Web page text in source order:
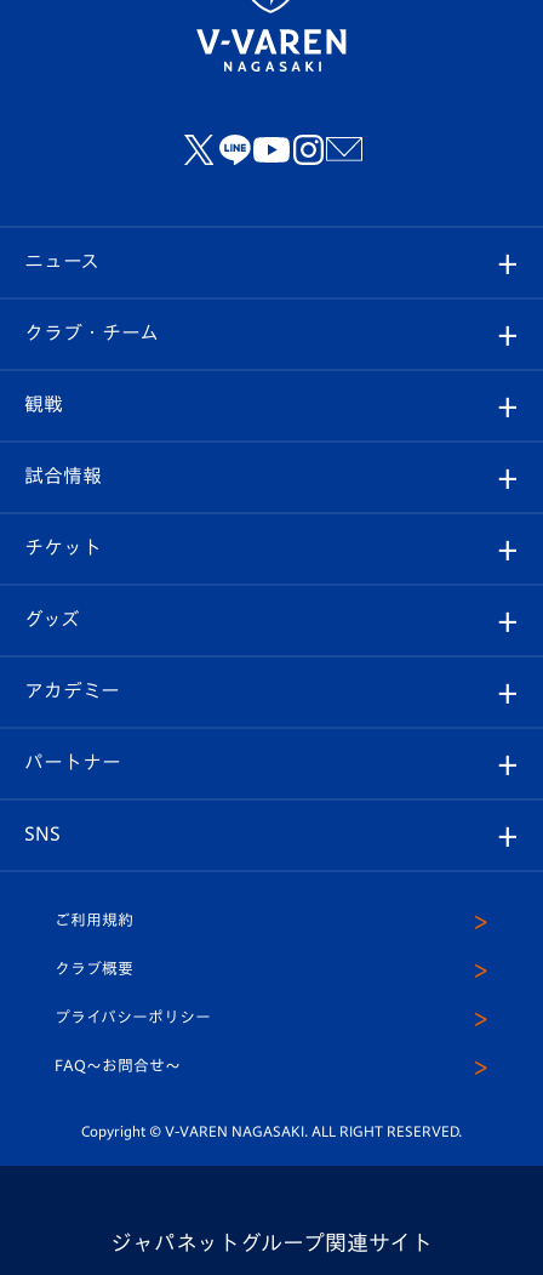
ニュース
すべて
クラブ
試合情報
チケット
イベント
メディア
ホームタウン
クラブ・チーム
クラブ概要
エンブレム紹介
スタッフプロフィール
マスコット紹介
平和祈念活動
ホームタウン活動
観戦
観戦ルール
はじめての観戦ガイド
Revive Team
ヴィヴィくんの長崎おもてなしガイド
試合情報
試合日程/結果
フォトギャラリー
スタジアムグルメ
チケット
チケット
V-LOVERS（ファンクラブ）
プレイヤーズスイート
グッズ
オンラインショップ
店舗情報
アカデミー
育成からのお知らせ
U-18
スクール
パートナー
SNS
ヴィヴィくんインスタグラム
公式LINE＠
ご利用規約
クラブ概要
プライバシーポリシー
FAQ〜お問合せ〜
Copyright © V-VAREN NAGASAKI. ALL RIGHT RESERVED.
ジャパネットグループ関連サイト